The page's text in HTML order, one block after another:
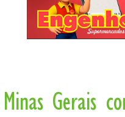
Minas Gerais